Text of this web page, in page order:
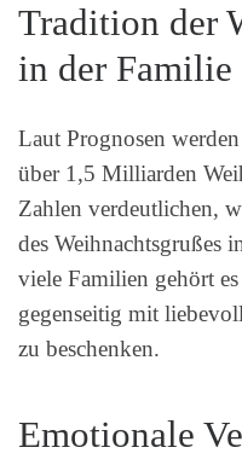
Tradition der
in der Familie
Laut Prognosen
über 1,5 Milliarden
Zahlen verdeutlichen,
des Weihnachtsgrußes
viele Familien gehört
gegenseitig mit
zu beschenken.
Emotionale